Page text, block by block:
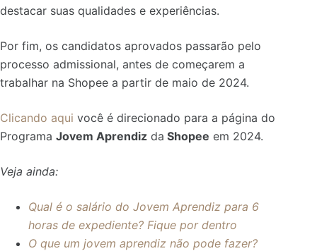
destacar suas qualidades e experiências.
Por fim, os candidatos aprovados passarão pelo
processo admissional, antes de começarem a
trabalhar na Shopee a partir de maio de 2024.
Clicando aqui você é direcionado para a página do
Programa Jovem Aprendiz da Shopee em 2024.
Veja ainda:
Qual é o salário do Jovem Aprendiz para 6
horas de expediente? Fique por dentro
O que um jovem aprendiz não pode fazer?